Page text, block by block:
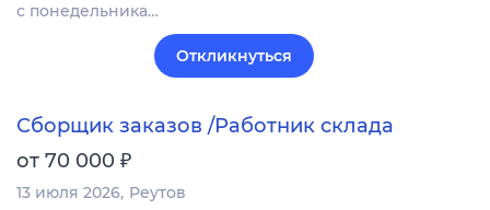
с понедельника…
Откликнуться
Сборщик заказов /Работник склада
от 70 000 ₽
13 июля 2026 Реутов